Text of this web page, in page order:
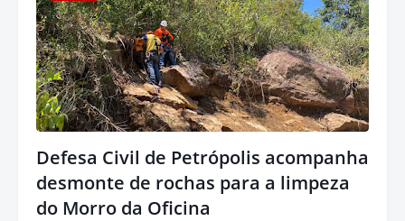
Defesa Civil de Petrópolis acompanha
desmonte de rochas para a limpeza
do Morro da Oficina